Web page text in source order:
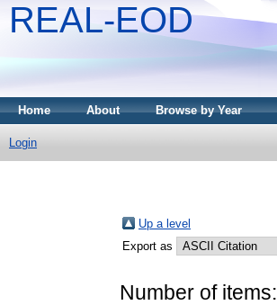
REAL-EOD
Home About Browse by Year
Login
Up a level
Export as
Number of items: